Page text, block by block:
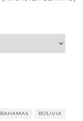
BAHAMAS BOLIVIA